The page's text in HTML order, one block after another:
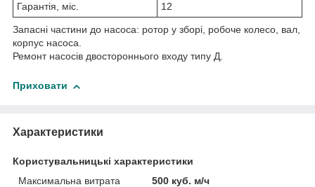
Гарантія, міс.
12
Запасні частини до насоса: ротор у зборі, робоче колесо, вал,
корпус насоса.
Ремонт насосів двостороннього входу типу Д.
Приховати
Характеристики
Користувальницькі характеристики
Максимальна витрата
500 куб. м/ч